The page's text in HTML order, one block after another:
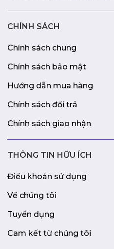
CHÍNH SÁCH
Chính sách chung
Chính sách bảo mật
Hướng dẫn mua hàng
Chính sách đổi trả
Chính sách giao nhận
THÔNG TIN HỮU ÍCH
Điều khoản sử dụng
Về chúng tôi
Tuyển dụng
Cam kết từ chúng tôi